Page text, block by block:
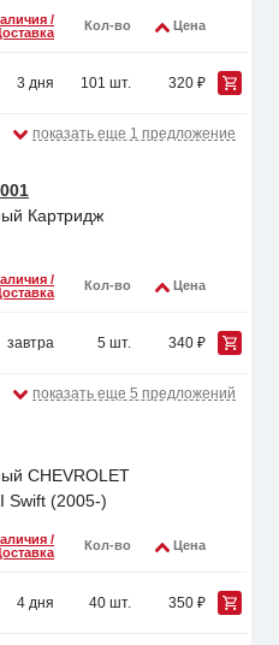
/
Кол-во Цена
3 дня 101 шт. 320 ₽
показать еще 1 предложение
Картридж
/
Кол-во Цена
завтра 5 шт. 340 ₽
показать еще 5 предложений
CHEVROLET
Swift (2005-)
/
Кол-во Цена
4 дня 40 шт. 350 ₽